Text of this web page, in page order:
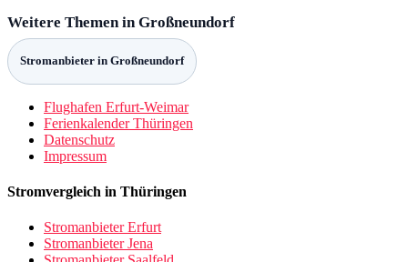
Weitere Themen in Großneundorf
Stromanbieter in Großneundorf
Flughafen Erfurt-Weimar
Ferienkalender Thüringen
Datenschutz
Impressum
Stromvergleich in Thüringen
Stromanbieter Erfurt
Stromanbieter Jena